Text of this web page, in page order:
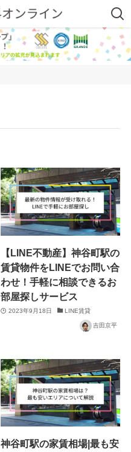
【LINE不動産】神谷町駅の
賃貸物件をLINEでお問い合
わせ！手軽に相談できるお
部屋探しサービス
2023年9月18日 LINE賃貸
吉田京平
神谷町駅の家賃相場|最も安